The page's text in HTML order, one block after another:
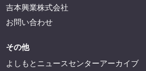
吉本興業株式会社
お問い合わせ
その他
よしもとニュースセンターアーカイブ